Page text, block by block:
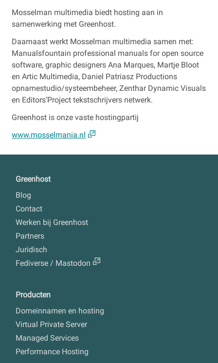
Mosselman multimedia biedt hosting aan in
samenwerking met Greenhost.
Daarnaast werkt Mosselman multimedia samen met:
Manualsfountain professional manuals for open source
software, graphic designers Ana Marques, Martje Bloot
en Artic Multimedia, Daniel Patriasz Productions
opnamestudio/systeembeheer, Zenthar Dynamic Visuals
en Editors’Project tekstschrijvers netwerk.
Greenhost is onze vaste hostingpartij
www.mosselmania.nl
Greenhost
Blog
Contact
Werken bij Greenhost
Partners
Juridisch
Fediverse / Mastodon
Producten
Domeinnamen en hosting
Virtual Private Server
Managed Services
Performance Hosting